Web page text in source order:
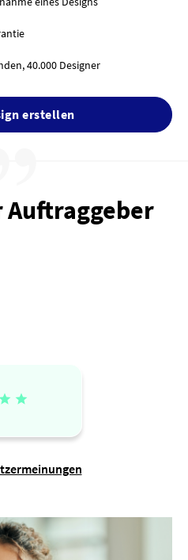
40.000 Designer
erstellen
Auftraggeber
 